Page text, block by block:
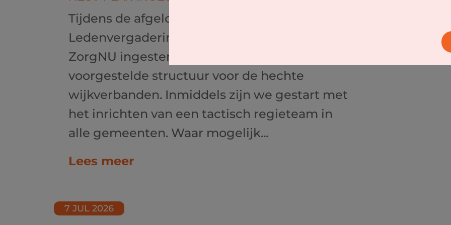
Tijdens de afgelopen Algemene
Ledenvergadering heeft de Coöperatie
ZorgNU ingestemd met het RESV-plan en de
voorgestelde structuur voor de hechte
wijkverbanden. Inmiddels zijn we gestart met
het inrichten van een tactisch regieteam in
alle gemeenten. Waar mogelijk...
Lees meer
7 JUL 2026